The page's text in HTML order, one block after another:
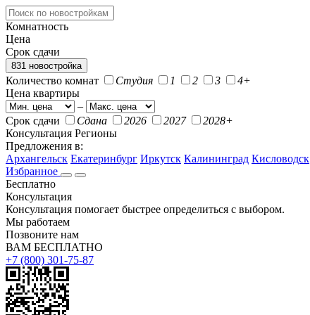
Комнатность
Цена
Срок сдачи
831 новостройка
Количество комнат Студия 1 2 3
4+
Цена квартиры
–
Срок сдачи
Сдана 2026 2027
2028+
Консультация Регионы
Предложения в:
Архангельск Екатеринбург Иркутск Калининград Кисловодск
Избранное
Бесплатно
Консультация
Консультация помогает быстрее определиться с выбором.
Мы работаем
Позвоните нам
ВАМ БЕСПЛАТНО
+7 (800) 301-75-87